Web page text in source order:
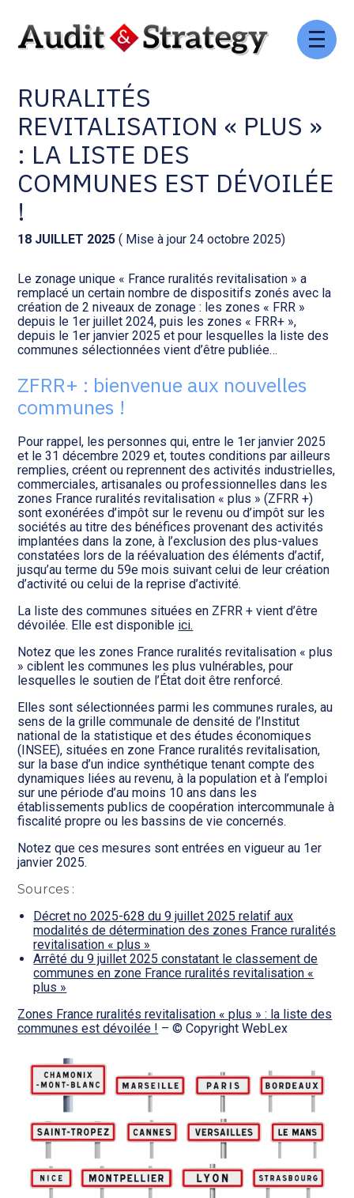
Aller
Comptabilité et conseil
Social et ressources humaines
Assistance juridique
Pilotage d’entreprise
Audit légal
Procédures collectives
Transition numérique
Gestion des documents : ISuite
Tenue de votre comptabilité :
ACD
Facturation et pilotage :
EVOLIZ
Facturation et pilotage : MEG
WAIBI
Gérer vos ressources
humaines : SILAE
RURALITÉS
REVITALISATION « PLUS »
: LA LISTE DES
COMMUNES EST DÉVOILÉE
!
18 JUILLET 2025 ( Mise à jour 24 octobre 2025)
Le zonage unique « France ruralités revitalisation » a
remplacé un certain nombre de dispositifs zonés avec la
création de 2 niveaux de zonage : les zones « FRR »
depuis le 1er juillet 2024, puis les zones « FRR+ »,
depuis le 1er janvier 2025 et pour lesquelles la liste des
communes sélectionnées vient d’être publiée…
ZFRR+ : bienvenue aux nouvelles
communes !
Pour rappel, les personnes qui, entre le 1er janvier 2025
et le 31 décembre 2029 et, toutes conditions par ailleurs
remplies, créent ou reprennent des activités industrielles,
commerciales, artisanales ou professionnelles dans les
zones France ruralités revitalisation « plus » (ZFRR +)
sont exonérées d’impôt sur le revenu ou d’impôt sur les
sociétés au titre des bénéfices provenant des activités
implantées dans la zone, à l’exclusion des plus-values
constatées lors de la réévaluation des éléments d’actif,
jusqu’au terme du 59e mois suivant celui de leur création
d’activité ou celui de la reprise d’activité.
La liste des communes situées en ZFRR + vient d’être
dévoilée. Elle est disponible ici.
Notez que les zones France ruralités revitalisation « plus
» ciblent les communes les plus vulnérables, pour
lesquelles le soutien de l’État doit être renforcé.
Elles sont sélectionnées parmi les communes rurales, au
sens de la grille communale de densité de l’Institut
national de la statistique et des études économiques
(INSEE), situées en zone France ruralités revitalisation,
sur la base d’un indice synthétique tenant compte des
dynamiques liées au revenu, à la population et à l’emploi
sur une période d’au moins 10 ans dans les
établissements publics de coopération intercommunale à
fiscalité propre ou les bassins de vie concernés.
Notez que ces mesures sont entrées en vigueur au 1er
janvier 2025.
Sources :
Décret no 2025-628 du 9 juillet 2025 relatif aux
modalités de détermination des zones France ruralités
revitalisation « plus »
Arrêté du 9 juillet 2025 constatant le classement de
communes en zone France ruralités revitalisation «
plus »
Zones France ruralités revitalisation « plus » : la liste des
communes est dévoilée ! – © Copyright WebLex